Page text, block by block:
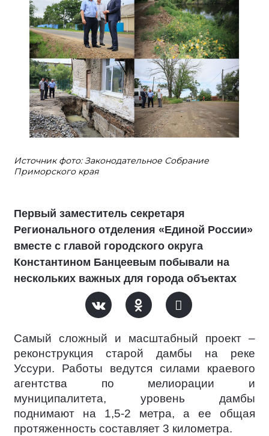
Источник фото: Законодательное Собрание
Приморского края
Первый заместитель секретаря
Регионального отделения «Единой России»
вместе с главой городского округа
Константином Банцеевым побывали на
нескольких важных для города объектах
Самый сложный и масштабный проект –
реконструкция старой дамбы на реке
Уссури. Работы ведутся силами краевого
агентства по мелиорации и
муниципалитета, уровень дамбы
поднимают на 1,5-2 метра, а ее общая
протяженность составляет 3 километра.